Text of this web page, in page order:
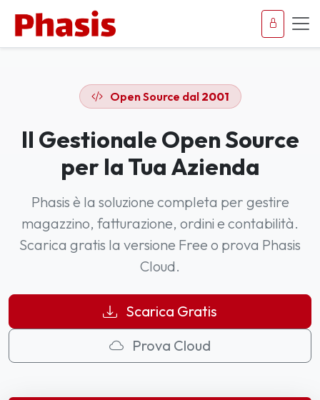
Open Source dal 2001
Il Gestionale Open Source
per la Tua Azienda
Phasis è la soluzione completa per gestire
magazzino, fatturazione, ordini e contabilità.
Scarica gratis la versione Free o prova Phasis
Cloud.
Scarica Gratis
Prova Cloud